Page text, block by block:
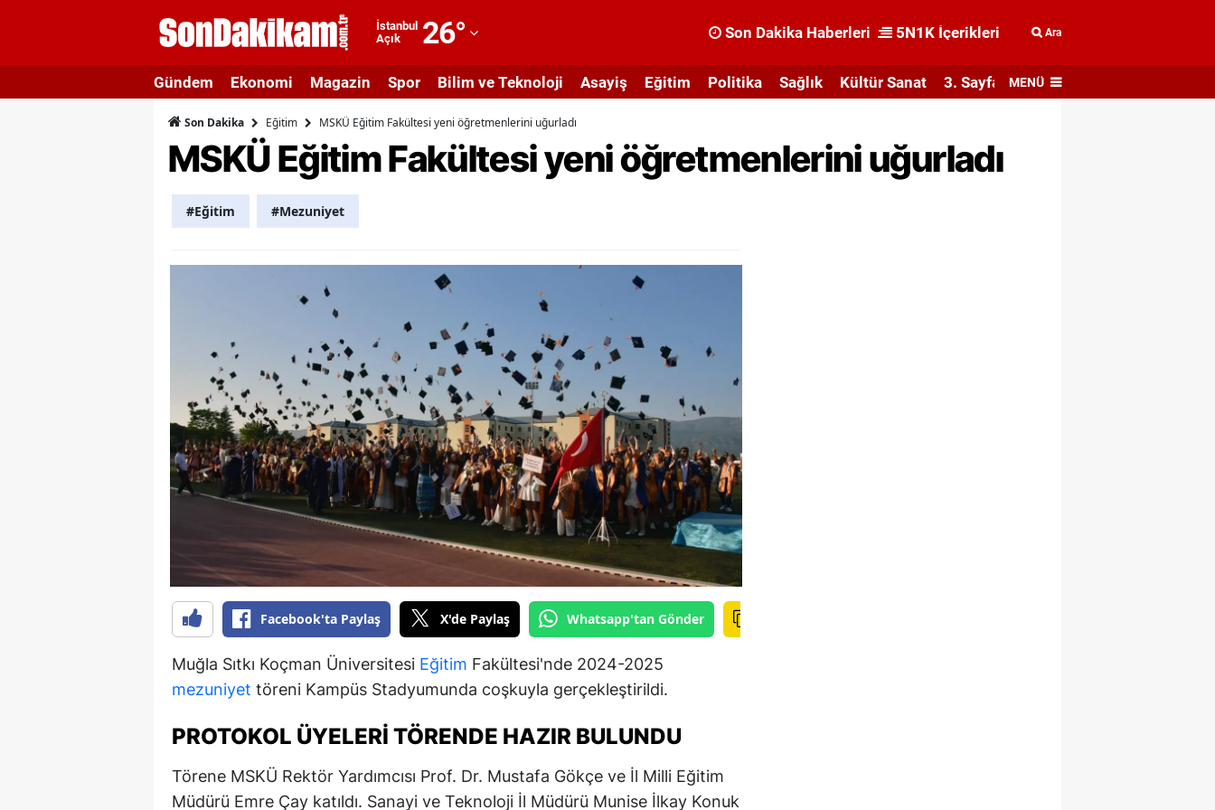
İstanbul
Açık
26°
Adıyaman
Afyonkarahisar
Ağrı
Antalya
Aydın
Balıkesir
Bilecik
Bingöl
Bitlis
Bolu
Bursa
Çankırı
Çorum
Diyarbakır
Son Dakika Haberleri 5N1K İçerikleri Ara
Gündem Ekonomi Magazin Spor Bilim ve Teknoloji Asayiş Eğitim Politika Sağlık Kültür Sanat 3. Sayfa MENÜ
Son Dakika Eğitim MSKÜ Eğitim Fakültesi yeni öğretmenlerini uğurladı
MSKÜ Eğitim Fakültesi yeni öğretmenlerini uğurladı
#Eğitim #Mezuniyet
Facebook'ta Paylaş X'de Paylaş Whatsapp'tan Gönder
Muğla Sıtkı Koçman Üniversitesi Eğitim Fakültesi'nde 2024-2025
mezuniyet töreni Kampüs Stadyumunda coşkuyla gerçekleştirildi.
PROTOKOL ÜYELERI TÖRENDE HAZIR BULUNDU
Törene MSKÜ Rektör Yardımcısı Prof. Dr. Mustafa Gökçe ve İl Milli Eğitim
Müdürü Emre Çay katıldı. Sanayi ve Teknoloji İl Müdürü Munise İlkay Konuk